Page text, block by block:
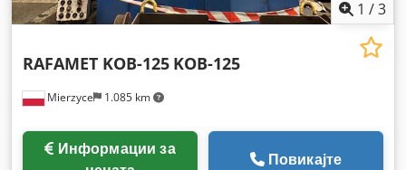
1 /3
Mierzyce 1.085 km
RAFAMET KOB-125 KOB-125
Повикајте